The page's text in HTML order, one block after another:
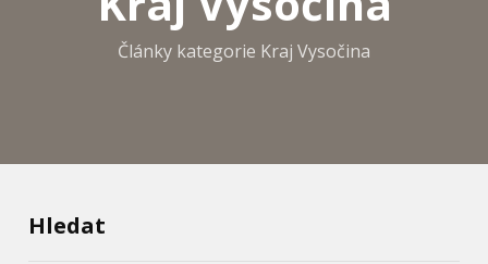
Články kategorie Kraj Vysočina
Hledat